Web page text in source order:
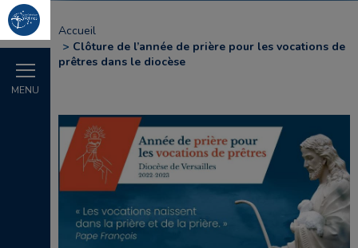
MENU
Accueil
Clôture de l’année de prière pour les vocations de
prêtres dans le diocèse